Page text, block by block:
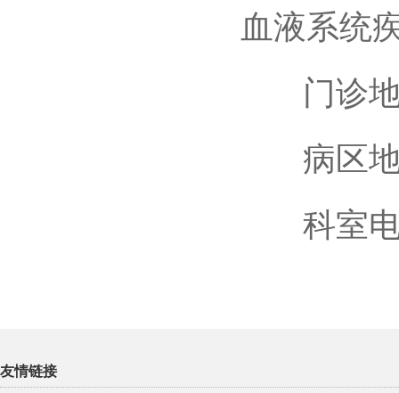
血液系统
门诊地
病区地
科室电
友情链接